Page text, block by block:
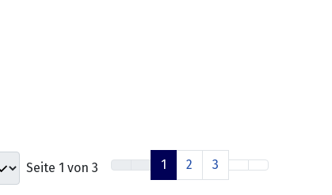
Seite 1 von 3 1 2 3